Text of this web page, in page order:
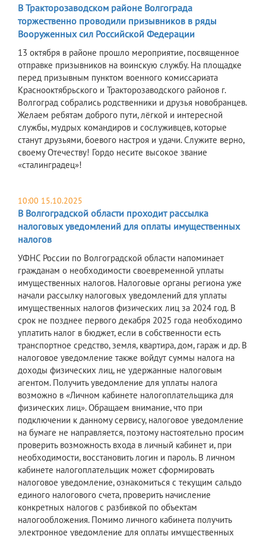
В Тракторозаводском районе Волгограда
торжественно проводили призывников в ряды
Вооруженных сил Российской Федерации
13 октября в районе прошло мероприятие, посвященное
отправке призывников на воинскую службу. На площадке
перед призывным пунктом военного комиссариата
Краснооктябрьского и Тракторозаводского районов г.
Волгоград собрались родственники и друзья новобранцев.
Желаем ребятам доброго пути, лёгкой и интересной
службы, мудрых командиров и сослуживцев, которые
станут друзьями, боевого настроя и удачи. Служите верно,
своему Отечеству! Гордо несите высокое звание
«сталинградец»!
10:00 15.10.2025
В Волгоградской области проходит рассылка
налоговых уведомлений для оплаты имущественных
налогов
УФНС России по Волгоградской области напоминает
гражданам о необходимости своевременной уплаты
имущественных налогов. Налоговые органы региона уже
начали рассылку налоговых уведомлений для уплаты
имущественных налогов физических лиц за 2024 год. В
срок не позднее первого декабря 2025 года необходимо
уплатить налог в бюджет, если в собственности есть
транспортное средство, земля, квартира, дом, гараж и др. В
налоговое уведомление также войдут суммы налога на
доходы физических лиц, не удержанные налоговым
агентом. Получить уведомление для уплаты налога
возможно в «Личном кабинете налогоплательщика для
физических лиц». Обращаем внимание, что при
подключении к данному сервису, налоговое уведомление
на бумаге не направляется, поэтому настоятельно просим
проверить возможность входа в личный кабинет и, при
необходимости, восстановить логин и пароль. В личном
кабинете налогоплательщик может сформировать
налоговое уведомление, ознакомиться с текущим сальдо
единого налогового счета, проверить начисление
конкретных налогов с разбивкой по объектам
налогообложения. Помимо личного кабинета получить
электронное уведомление для оплаты имущественных